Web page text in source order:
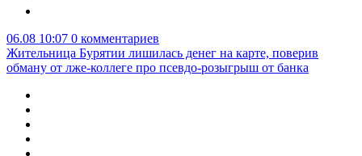
06.08 10:07 0 комментариев
Жительница Бурятии лишилась денег на карте, поверив
обману от лже-коллеге про псевдо-розыгрыш от банка